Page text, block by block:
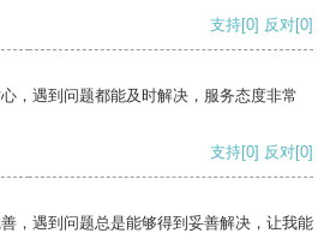
支持[0] 反对[0]
，遇到问题都能及时解决，服务态度非常
支持[0] 反对[0]
，遇到问题总是能够得到妥善解决，让我能